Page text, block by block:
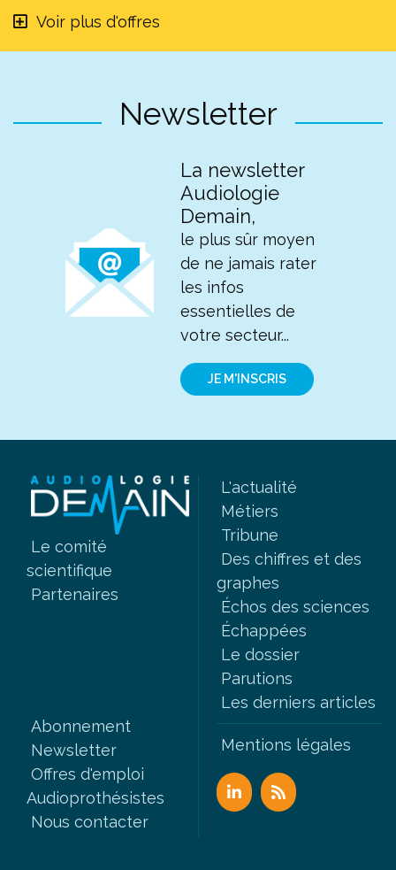
Voir plus d'offres
Newsletter
La newsletter
Audiologie
Demain,
le plus sûr moyen
de ne jamais rater
les infos
essentielles de
votre secteur...
JE M'INSCRIS
Le comité
scientifique
Partenaires
L'actualité
Métiers
Tribune
Des chiffres et des
graphes
Échos des sciences
Échappées
Le dossier
Parutions
Les derniers articles
Abonnement
Newsletter
Offres d'emploi
Audioprothésistes
Nous contacter
Mentions légales